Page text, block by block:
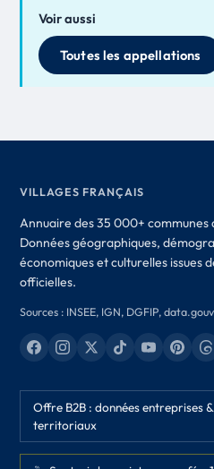
Voir aussi
Toutes les appellations
VILLAGES FRANÇAIS
Annuaire des 35 000+ communes
Données géographiques,
économiques et culturelles issues
officielles.
Sources : INSEE, IGN, DGFIP,
Offre B2B : données entreprises
territoriaux